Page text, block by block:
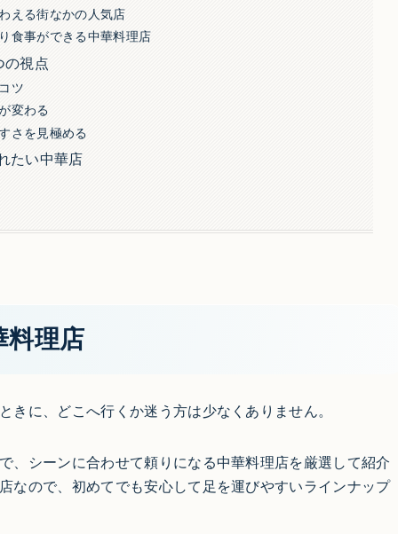
える街なかの人気店
食事ができる中華料理店
の視点
ツ
変わる
さを見極める
たい中華店
料理店
に、どこへ行くか迷う方は少なくありません。
、シーンに合わせて頼りになる中華料理店を厳選して紹介
なので、初めてでも安心して足を運びやすいラインナップ